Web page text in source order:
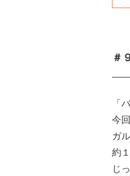
＃
「
今
ガ
約
じ